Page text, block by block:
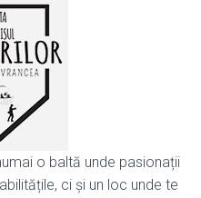
o baltă unde pasionații
ci și un loc unde te